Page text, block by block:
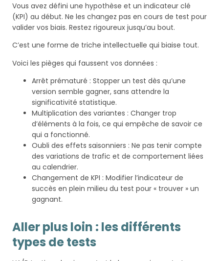
Vous avez défini une hypothèse et un indicateur clé
(KPI) au début. Ne les changez pas en cours de test pour
valider vos biais. Restez rigoureux jusqu’au bout.
C’est une forme de triche intellectuelle qui biaise tout.
Voici les pièges qui faussent vos données :
Arrêt prématuré : Stopper un test dès qu’une
version semble gagner, sans attendre la
significativité statistique.
Multiplication des variantes : Changer trop
d’éléments à la fois, ce qui empêche de savoir ce
qui a fonctionné.
Oubli des effets saisonniers : Ne pas tenir compte
des variations de trafic et de comportement liées
au calendrier.
Changement de KPI : Modifier l’indicateur de
succès en plein milieu du test pour « trouver » un
gagnant.
Aller plus loin : les différents
types de tests